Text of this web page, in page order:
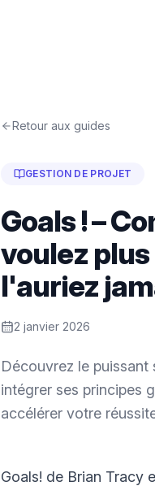
Retour aux guides
GESTION DE PROJET
Goals ! –
voulez
l'auriez
2 janvier 2026
Découvrez le
intégrer ses principes
accélérer votre
Goals! de Brian Tracy